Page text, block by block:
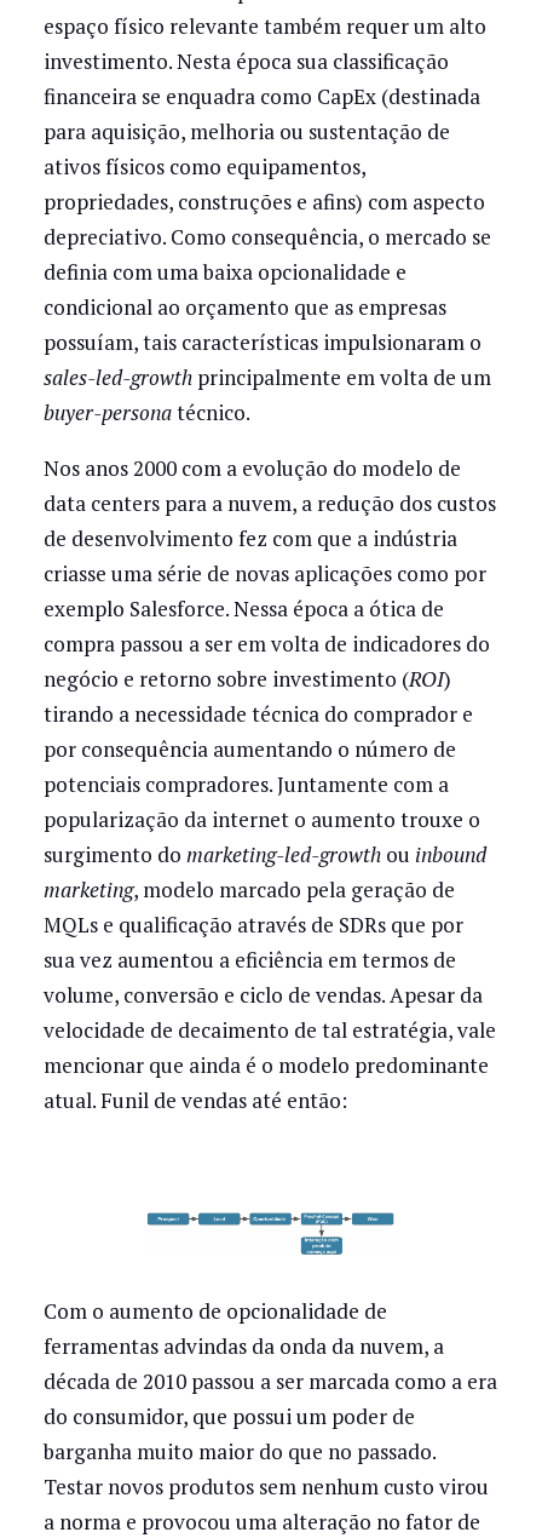
espaço físico relevante também requer um alto
investimento. Nesta época sua classificação
financeira se enquadra como CapEx (destinada
para aquisição, melhoria ou sustentação de
ativos físicos como equipamentos,
propriedades, construções e afins) com aspecto
depreciativo. Como consequência, o mercado se
definia com uma baixa opcionalidade e
condicional ao orçamento que as empresas
possuíam, tais características impulsionaram o
sales-led-growthprincipalmente em volta de um
buyer-personatécnico.
Nos anos 2000 com a evolução do modelo de
data centers para a nuvem, a redução dos custos
de desenvolvimento fez com que a indústria
criasse uma série de novas aplicações como por
exemplo Salesforce. Nessa época a ótica de
compra passou a ser em volta de indicadores do
negócio e retorno sobre investimento (ROI)
tirando a necessidade técnica do comprador e
por consequência aumentando o número de
potenciais compradores. Juntamente com a
popularização da internet o aumento trouxe o
surgimento do marketing-led-growthou inbound
marketing, modelo marcado pela geração de
MQLs e qualificação através de SDRs que por
sua vez aumentou a eficiência em termos de
volume, conversão e ciclo de vendas. Apesar da
velocidade de decaimento de tal estratégia, vale
mencionar que ainda é o modelo predominante
atual. Funil de vendas até então:
Com o aumento de opcionalidade de
ferramentas advindas da onda da nuvem, a
década de 2010 passou a ser marcada como a era
do consumidor, que possui um poder de
barganha muito maior do que no passado.
Testar novos produtos sem nenhum custo virou
a norma e provocou uma alteração no fator de